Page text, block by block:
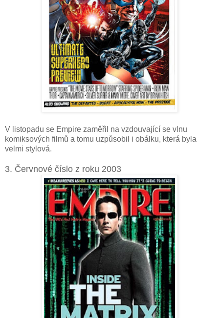
V listopadu se Empire zaměřil na vzdouvající se vlnu
komiksových filmů a tomu uzpůsobil i obálku, která byla
velmi stylová.
3. Červnové číslo z roku 2003